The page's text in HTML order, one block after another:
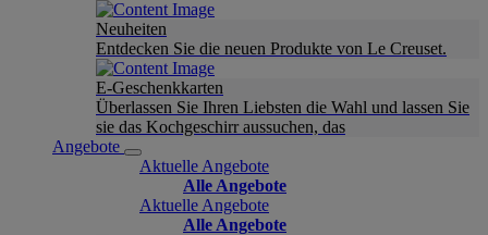
Neuheiten
Entdecken Sie die neuen Produkte von Le Creuset.
E-Geschenkkarten
Überlassen Sie Ihren Liebsten die Wahl und lassen Sie
sie das Kochgeschirr aussuchen, das
Angebote
Aktuelle Angebote
Alle Angebote
Aktuelle Angebote
Alle Angebote